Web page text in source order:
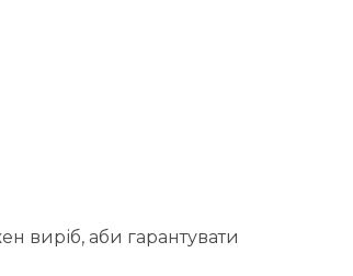
виріб, аби гарантувати